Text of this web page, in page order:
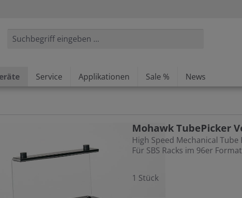
Service Applikationen Sale % News
Mohawk TubePicker
High Speed Mechanical Tube
Für SBS Racks im 96er Format
1 Stück